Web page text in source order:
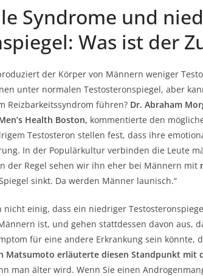
Syndrome und
Was ist der
der Körper von Männern weniger
unter normalen Testosteronspiegel, aber
Reizbarkeitssyndrom führen? Dr. Abraham
Health Boston, kommentierte den
Testosteron stellen fest, dass ihre
In der Populärkultur verbinden die Leute
der Regel sehen wir ihn eher bei Männern mit
sinkt. Da werden Männer launisch.“
nicht einig, dass ein niedriger
ist, und gehen stattdessen davon aus,
für eine andere Erkrankung sein könnte,
Matsumoto erläuterte diesen Standpunkt mit
man älter wird. Wenn Sie einen